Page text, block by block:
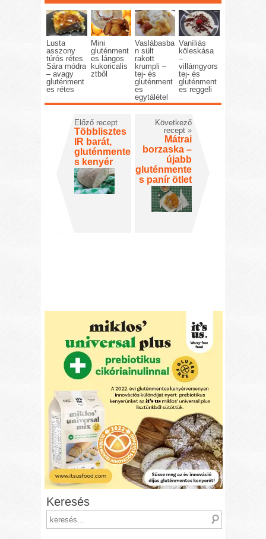
Lusta
asszony
túrós rétes
Sára módra
– avagy
gluténment
es rétes
Mini
gluténment
es lángos
kukoricalis
ztből
Vaslábasba
n sült
rakott
krumpli –
tej- és
gluténment
es
egytálétel
Vaníliás
köleskása
–
villámgyors
tej- és
gluténment
es reggeli
Előző recept
Többlisztes
IR barát,
gluténmente
s kenyér
Következő
recept »
Mátrai
borzaska –
újabb
gluténmente
s panír ötlet
Keresés